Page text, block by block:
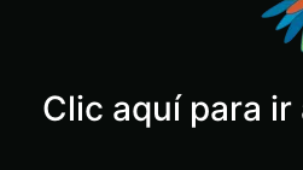
Clic aquí para